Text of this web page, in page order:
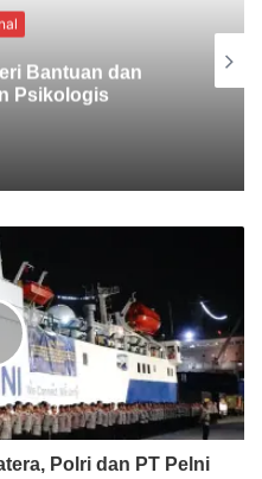
Tabrak Lari
Polri dan PT Pelni